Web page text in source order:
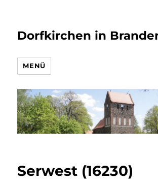
Dorfkirchen in
MENÜ
Serwest (16230)